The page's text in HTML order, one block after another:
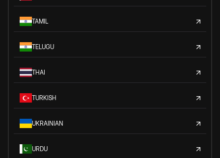
TAMIL
TELUGU
THAI
TURKISH
UKRAINIAN
URDU